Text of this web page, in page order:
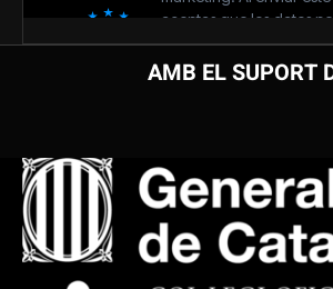
AMB EL SUPORT